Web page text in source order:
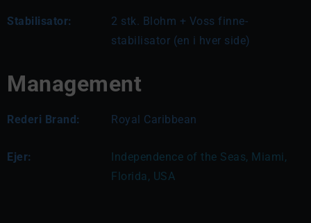
Stabilisator:
2 stk. Blohm + Voss finne-
stabilisator (en i hver side)
Management
Rederi Brand: Royal Caribbean
Ejer:
Independence of the Seas, Miami,
Florida, USA